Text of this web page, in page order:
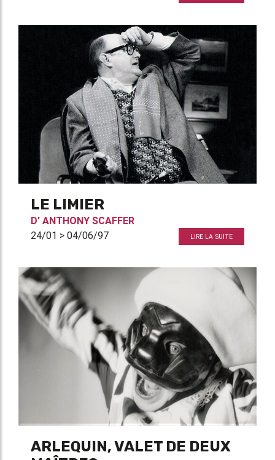
LE LIMIER
D' ANTHONY SCAFFER
24/01 > 04/06/97
LIRE LA SUITE
ARLEQUIN, VALET DE DEUX